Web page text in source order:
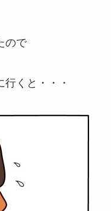
ので
行くと・・・